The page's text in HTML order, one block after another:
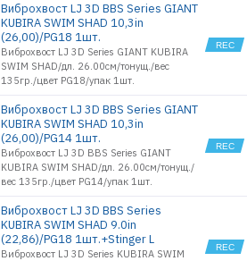
Виброхвост LJ 3D BBS Series GIANT
KUBIRA SWIM SHAD 10,3in
(26,00)/PG18 1шт.
Виброхвост LJ 3D Series GIANT KUBIRA
SWIM SHAD/дл. 26.00см/тонущ./вес
135гр./цвет PG18/упак 1шт.
Виброхвост LJ 3D BBS Series GIANT
KUBIRA SWIM SHAD 10,3in
(26,00)/PG14 1шт.
Виброхвост LJ 3D BBS Series GIANT
KUBIRA SWIM SHAD/дл. 26.00см/тонущ./
вес 135гр./цвет PG14/упак 1шт.
Виброхвост LJ 3D BBS Series
KUBIRA SWIM SHAD 9.0in
(22,86)/PG18 1шт.+Stinger L
Виброхвост LJ 3D Series KUBIRA SWIM